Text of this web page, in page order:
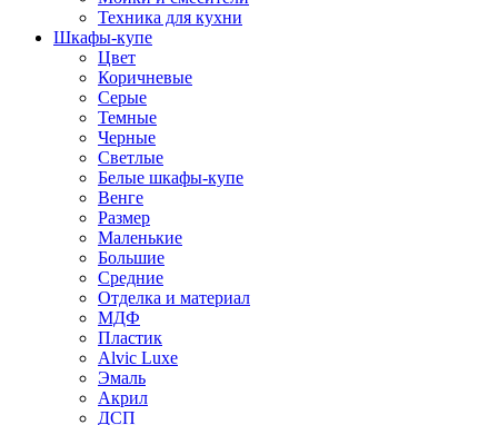
Техника для кухни
Шкафы-купе
Цвет
Коричневые
Серые
Темные
Черные
Светлые
Белые шкафы-купе
Венге
Размер
Маленькие
Большие
Средние
Отделка и материал
МДФ
Пластик
Alvic Luxe
Эмаль
Акрил
ДСП